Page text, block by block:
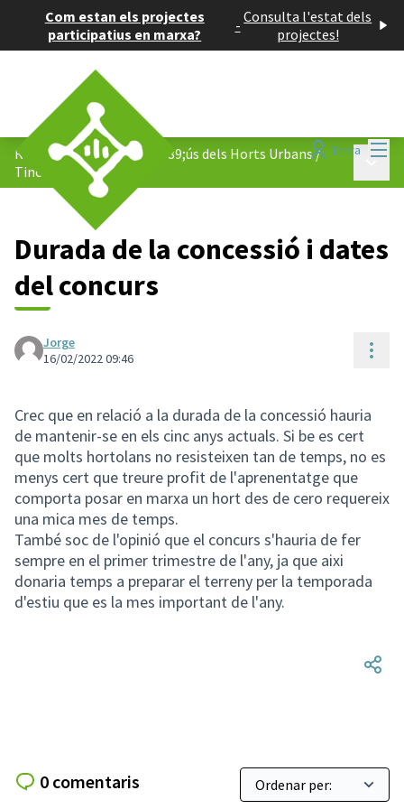
Com estan els projectes
participatius en marxa?
- Consulta l'estat dels
projectes!
Entra
Reglament de règim d&#39;ús dels Horts Urbans/
Tinc una proposta!
Durada de la concessió i dates
del concurs
Jorge
16/02/2022 09:46
Crec que en relació a la durada de la concessió hauria
de mantenir-se en els cinc anys actuals. Si be es cert
que molts hortolans no resisteixen tan de temps, no es
menys cert que treure profit de l'aprenentatge que
comporta posar en marxa un hort des de cero requereix
una mica mes de temps.
També soc de l'opinió que el concurs s'hauria de fer
sempre en el primer trimestre de l'any, ja que aixi
donaria temps a preparar el terreny per la temporada
d'estiu que es la mes important de l'any.
0 comentaris